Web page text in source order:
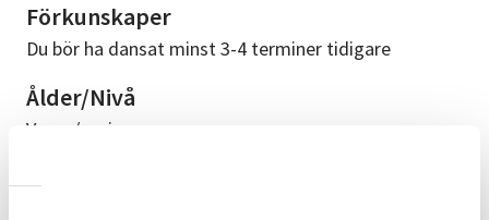
Förkunskaper
Du bör ha dansat minst 3-4 terminer tidigare
Ålder/Nivå
Vuxen/senior
Bra att veta